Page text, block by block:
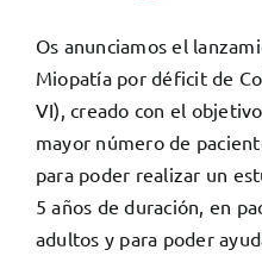
Os anunciamos el
Miopatía por déficit de
VI), creado con el
mayor número de
para poder realizar un
5 años de duración, en
adultos y para poder